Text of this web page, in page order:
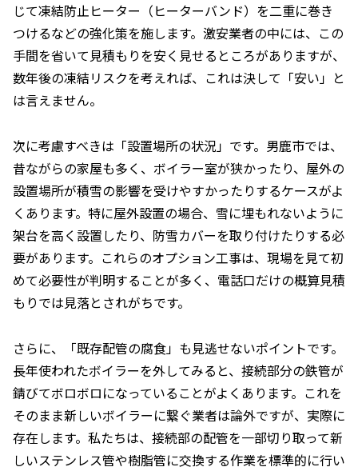
じて凍結防止ヒーター（ヒーターバンド）を二重に巻き
つけるなどの強化策を施します。激安業者の中には、この
手間を省いて見積もりを安く見せるところがありますが、
数年後の凍結リスクを考えれば、これは決して「安い」と
は言えません。
次に考慮すべきは「設置場所の状況」です。男鹿市では、
昔ながらの家屋も多く、ボイラー室が狭かったり、屋外の
設置場所が積雪の影響を受けやすかったりするケースがよ
くあります。特に屋外設置の場合、雪に埋もれないように
架台を高く設置したり、防雪カバーを取り付けたりする必
要があります。これらのオプション工事は、現場を見て初
めて必要性が判明することが多く、電話口だけの概算見積
もりでは見落とされがちです。
さらに、「既存配管の腐食」も見逃せないポイントです。
長年使われたボイラーを外してみると、接続部分の鉄管が
錆びてボロボロになっていることがよくあります。これを
そのまま新しいボイラーに繋ぐ業者は論外ですが、実際に
存在します。私たちは、接続部の配管を一部切り取って新
しいステンレス管や樹脂管に交換する作業を標準的に行い